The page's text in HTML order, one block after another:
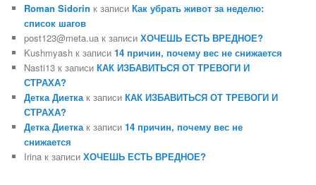
Roman Sidorin к записиКак убрать живот за неделю:
список шагов
post123@meta.ua к записиХОЧЕШЬ ЕСТЬ ВРЕДНОЕ?
Kushmyash к записи14 причин, почему вес не снижается
Nasti13 к записиКАК ИЗБАВИТЬСЯ ОТ ТРЕВОГИ И
СТРАХА?
Детка Диетка к записиКАК ИЗБАВИТЬСЯ ОТ ТРЕВОГИ И
СТРАХА?
Детка Диетка к записи14 причин, почему вес не
снижается
Irina к записиХОЧЕШЬ ЕСТЬ ВРЕДНОЕ?